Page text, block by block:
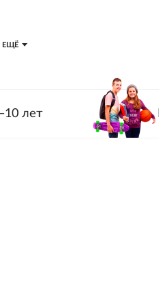
ЕЩЁ
лет